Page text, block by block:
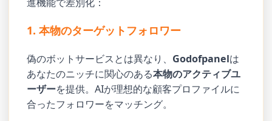
1. 本物のターゲットフォロワー
偽のボットサービスとは異なり、 Godofpanelは
あなたのニッチに関心のある本物のアクティブユ
ーザーを提供。AIが理想的な顧客プロファイルに
合ったフォロワーをマッチング。